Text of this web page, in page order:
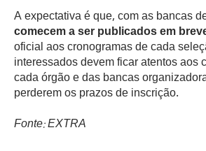
A expectativa é que, com as bancas
comecem a ser publicados em
oficial aos cronogramas de cada
interessados devem ficar atentos aos
cada órgão e das bancas
perderem os prazos de inscrição.
Fonte: EXTRA